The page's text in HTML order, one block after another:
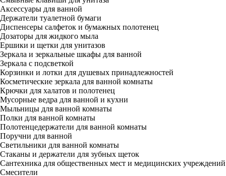
Аксессуары для ванной
Держатели туалетной бумаги
Диспенсеры салфеток и бумажных полотенец
Дозаторы для жидкого мыла
Ершики и щетки для унитазов
Зеркала и зеркальные шкафы для ванной
Зеркала с подсветкой
Корзинки и лотки для душевых принадлежностей
Косметические зеркала для ванной комнаты
Крючки для халатов и полотенец
Мусорные ведра для ванной и кухни
Мыльницы для ванной комнаты
Полки для ванной комнаты
Полотенцедержатели для ванной комнаты
Поручни для ванной
Светильники для ванной комнаты
Стаканы и держатели для зубных щеток
Сантехника для общественных мест и медицинских учреждений
Смесители